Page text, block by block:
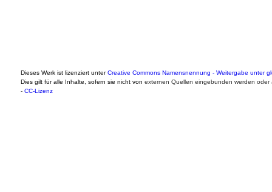
Dieses Werk ist lizenziert unterCreative Commons Namensnennung - Weitergabe unter
Dies gilt für alle Inhalte, sofern sie nicht von externen Quellen eingebunden werden
- CC-Lizenz